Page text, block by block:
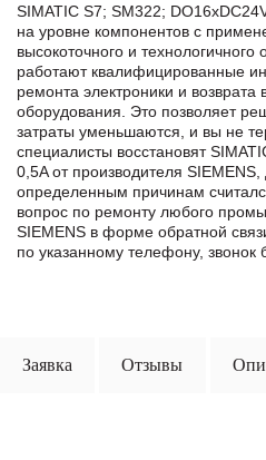
SIMATIC S7; SM322;
на уровне компонентов с
высокоточного и
работают квалифицированные
ремонта электроники и возврата
оборудования. Это позволяет
затраты уменьшаются, и вы не
специалисты восстановят
0,5A от производителя
определенным причинам
вопрос по ремонту любого
SIEMENS в формe обратной
по указанному телефону, звонок
Заявка Отзывы